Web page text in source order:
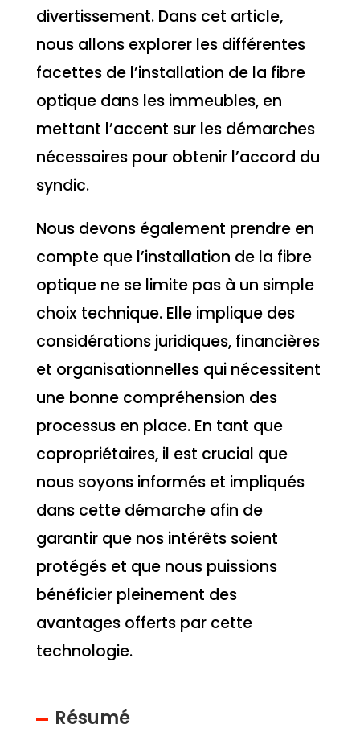
divertissement. Dans cet article,
nous allons explorer les différentes
facettes de l’installation de la fibre
optique dans les immeubles, en
mettant l’accent sur les démarches
nécessaires pour obtenir l’accord du
syndic.
Nous devons également prendre en
compte que l’installation de la fibre
optique ne se limite pas à un simple
choix technique. Elle implique des
considérations juridiques, financières
et organisationnelles qui nécessitent
une bonne compréhension des
processus en place. En tant que
copropriétaires, il est crucial que
nous soyons informés et impliqués
dans cette démarche afin de
garantir que nos intérêts soient
protégés et que nous puissions
bénéficier pleinement des
avantages offerts par cette
technologie.
Résumé